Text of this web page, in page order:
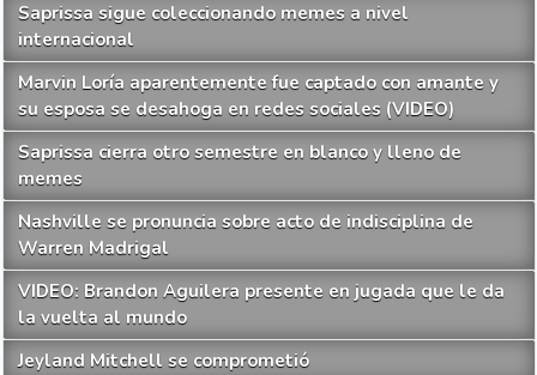
Saprissa sigue coleccionando memes a nivel
internacional
Marvin Loría aparentemente fue captado con amante y
su esposa se desahoga en redes sociales (VIDEO)
Saprissa cierra otro semestre en blanco y lleno de
memes
Nashville se pronuncia sobre acto de indisciplina de
Warren Madrigal
VIDEO: Brandon Aguilera presente en jugada que le da
la vuelta al mundo
Jeyland Mitchell se comprometió